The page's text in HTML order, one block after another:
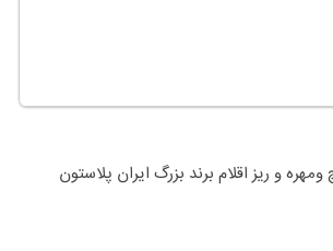
و ریز اقلام برند بزرگ ایران پلاستون